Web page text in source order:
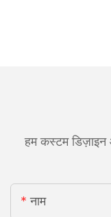
हम कस्टम डिज़ाइन
नाम